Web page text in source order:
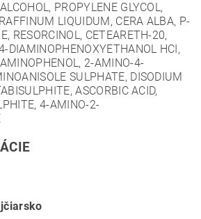
PROPYLENE GLYCOL,
LIQUIDUM, CERA ALBA, P-
RESORCINOL, CETEARETH-20,
DIAMINOPHENOXYETHANOL HCI,
2-AMINO-4-
SULPHATE, DISODIUM
ASCORBIC ACID,
4-AMINO-2-